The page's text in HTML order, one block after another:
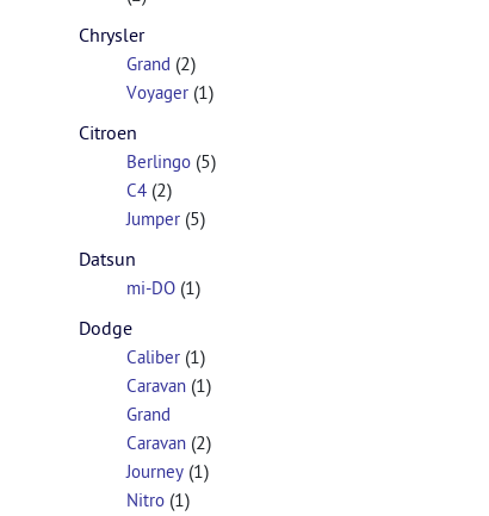
Chrysler
Grand (2)
Voyager(1)
Citroen
Berlingo(5)
C4(2)
Jumper(5)
Datsun
mi-DO(1)
Dodge
Caliber(1)
Caravan(1)
Grand
Caravan(2)
Journey(1)
Nitro(1)